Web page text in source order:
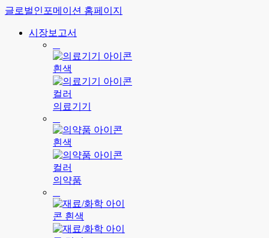
글로벌인포메이션 홈페이지
시장보고서
의료기기
의약품